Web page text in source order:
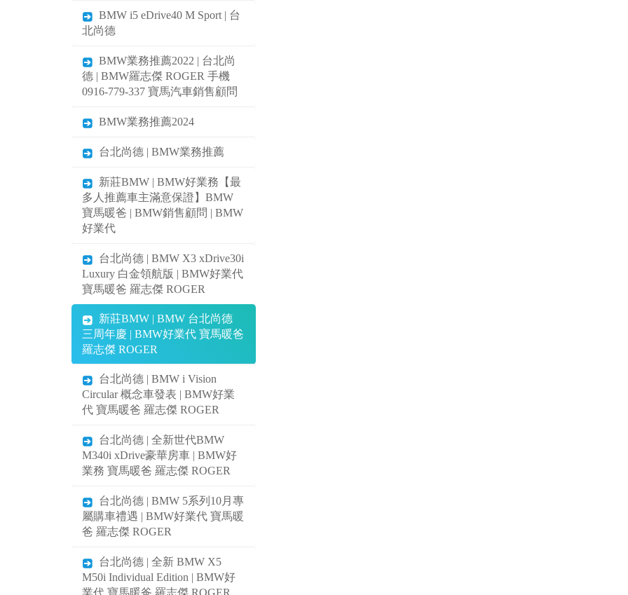
BMW i5 eDrive40 M Sport | 台
北尚德
BMW業務推薦2022 | 台北尚
德 | BMW羅志傑 ROGER 手機
0916-779-337 寶馬汽車銷售顧問
BMW業務推薦2024
台北尚德 | BMW業務推薦
新莊BMW | BMW好業務【最
多人推薦車主滿意保證】BMW
寶馬暖爸 | BMW銷售顧問 | BMW
好業代
台北尚德 | BMW X3 xDrive30i
Luxury 白金領航版 | BMW好業代
寶馬暖爸 羅志傑 ROGER
新莊BMW | BMW 台北尚德
三周年慶 | BMW好業代 寶馬暖爸
羅志傑 ROGER
台北尚德 | BMW i Vision
Circular 概念車發表 | BMW好業
代 寶馬暖爸 羅志傑 ROGER
台北尚德 | 全新世代BMW
M340i xDrive豪華房車 | BMW好
業務 寶馬暖爸 羅志傑 ROGER
台北尚德 | BMW 5系列10月專
屬購車禮遇 | BMW好業代 寶馬暖
爸 羅志傑 ROGER
台北尚德 | 全新 BMW X5
M50i Individual Edition | BMW好